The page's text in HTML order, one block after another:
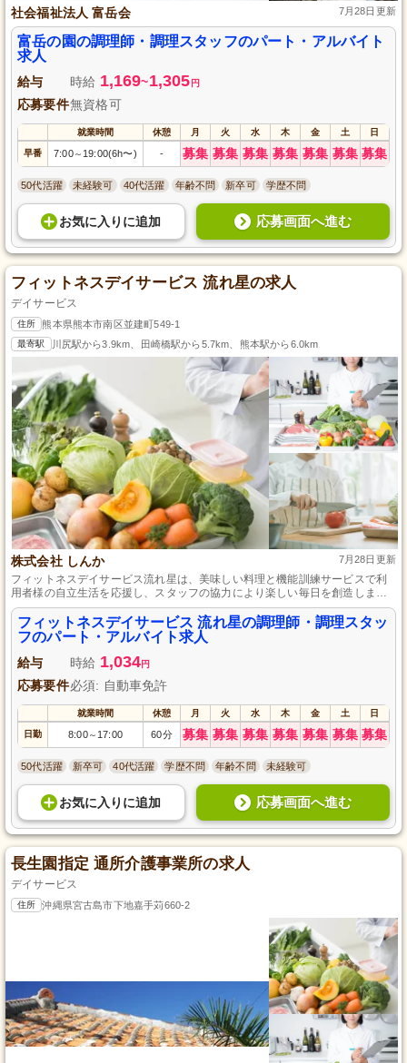
社会福祉法人 富岳会 7月28日更新
富岳の園の調理師・調理スタッフのパート・アルバイト
求人
給与 時給 1,169~1,305 円
応募要件無資格可
就業時間 休憩 月 火 水 木 金 土 日
早番 7:00～ 19:00(6h〜) - 募集 募集 募集 募集 募集 募集 募集
50代活躍 未経験可 40代活躍 年齢不問 新卒可 学歴不問
お気に入り に追加 応募画面へ進む
フィットネスデイサービス 流れ星の求人
デイサービス
住所 熊本県熊本市南区並建町549-1
最寄駅 川尻駅から3.9km、田崎橋駅から5.7km、熊本駅から6.0km
株式会社 しんか 7月28日更新
フィットネスデイサービス流れ星は、美味しい料理と機能訓練サービスで利
用者様の自立生活を応援し、スタッフの協力により楽しい毎日を創造しま
す。
フィットネスデイサービス 流れ星の調理師・調理スタッ
フのパート・アルバイト求人
給与 時給 1,034円
応募要件必須: 自動車免許
就業時間 休憩 月 火 水 木 金 土 日
日勤 8:00～ 17:00 60分 募集 募集 募集 募集 募集 募集 募集
50代活躍 新卒可 40代活躍 学歴不問 年齢不問 未経験可
お気に入り に追加 応募画面へ進む
長生園指定 通所介護事業所の求人
デイサービス
住所 沖縄県宮古島市下地嘉手苅660-2